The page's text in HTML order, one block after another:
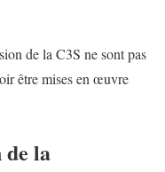
de la C3S ne sont pas
être mises en œuvre
de la